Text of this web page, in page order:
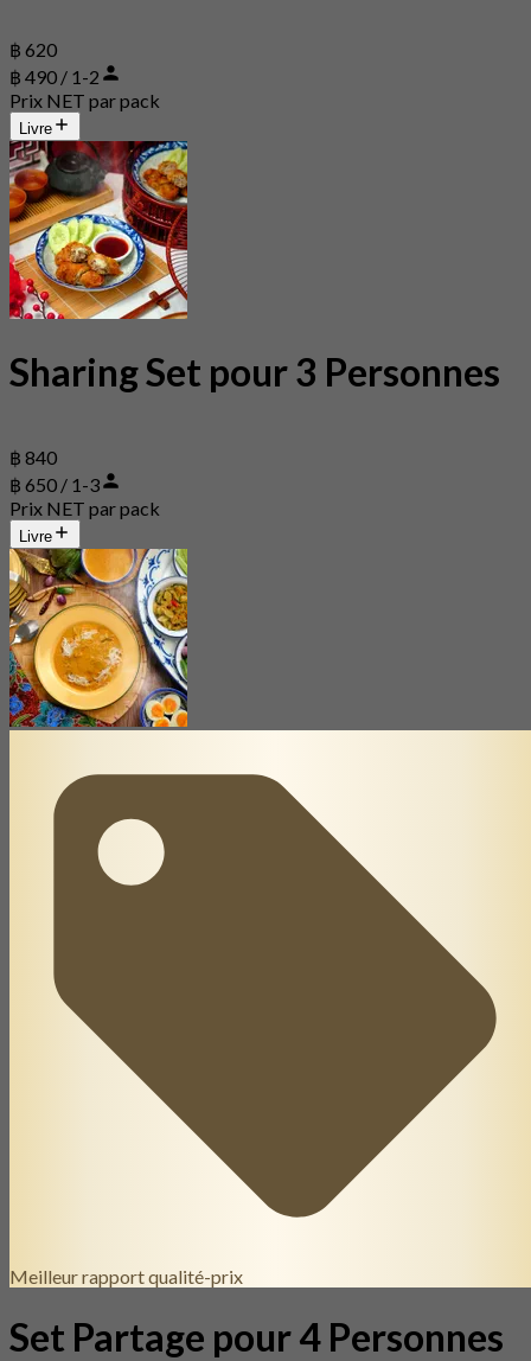
฿ 620
฿ 490 / 1-2
Prix NET par pack
Livre
Sharing Set pour 3 Personnes
฿ 840
฿ 650 / 1-3
Prix NET par pack
Livre
Meilleur rapport qualité-prix
Set Partage pour 4 Personnes